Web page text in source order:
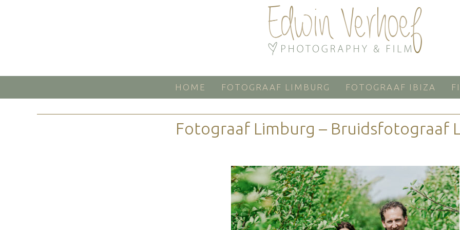
HOME FOTOGRAAF LIMBURG FOTOGRAAF IBIZA
Fotograaf Limburg – Bruidsfotograaf